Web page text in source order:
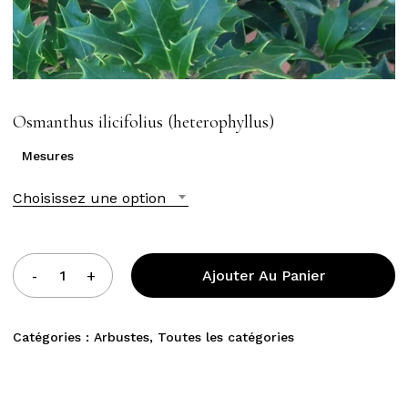
Osmanthus ilicifolius (heterophyllus)
Mesures
Choisissez une option
Ajouter Au Panier
Catégories : Arbustes, Toutes les catégories